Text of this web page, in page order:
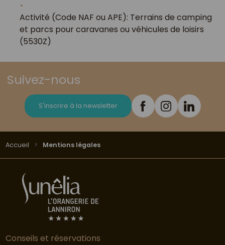
Activité (Code NAF ou APE): Terrains de camping
et parcs pour caravanes ou véhicules de loisirs
(5530Z)
Suivez-nous
S'inscrire à la newsletter
Accueil Mentions légales
Conseils et réservations